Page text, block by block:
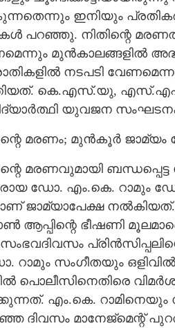
ഇനിയും
പറഞ്ഞു. നിതിന്റെ
മുൻകാലങ്ങളിൽ
നടപടി
കെ.എസ്.യു,
യുവജന
മരണം; മുൻകൂർ
മരണവുമായി
ഡോ. എം.കെ. റാമും
ജാമ്യാപേക്ഷ
ആപ്പിന്റെ ഭീഷണി
സംഭവദിവസം
റാമും സംഗീതയും
പൊലീസിനെതിരെ
എം.കെ.
ദിവസം മാനേജ്‌മെന്റ്